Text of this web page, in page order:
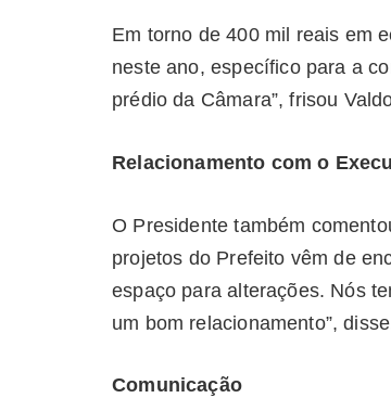
Em torno de 400 mil reais em
neste ano, específico para a
prédio da Câmara”, frisou
Relacionamento com o
O Presidente também
projetos do Prefeito vêm de
espaço para alterações. Nós
um bom relacionamento”,
Comunicação